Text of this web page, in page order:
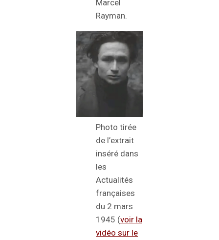
Marcel
Rayman.
Photo tirée
de l’extrait
inséré dans
les
Actualités
françaises
du 2 mars
1945 (voir la
vidéo sur le